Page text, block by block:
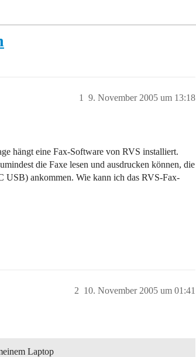
9. November 2005 um 13:18
1
hängt eine Fax-Software von RVS installiert.
die Faxe lesen und ausdrucken können, die
USB) ankommen. Wie kann ich das RVS-Fax-
10. November 2005 um 01:41
2
Laptop